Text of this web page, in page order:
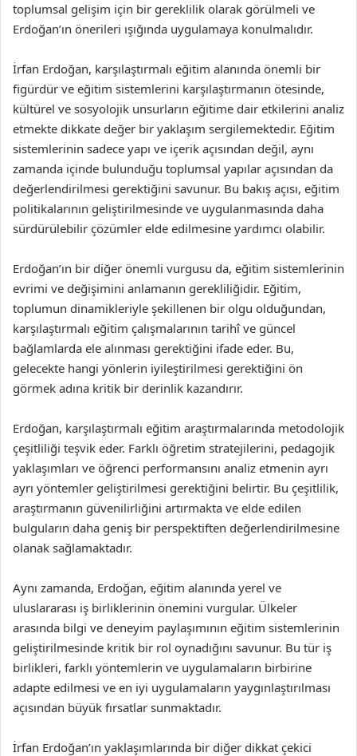
toplumsal gelişim için bir gereklilik olarak görülmeli ve
Erdoğan’ın önerileri ışığında uygulamaya konulmalıdır.
İrfan Erdoğan, karşılaştırmalı eğitim alanında önemli bir
figürdür ve eğitim sistemlerini karşılaştırmanın ötesinde,
kültürel ve sosyolojik unsurların eğitime dair etkilerini analiz
etmekte dikkate değer bir yaklaşım sergilemektedir. Eğitim
sistemlerinin sadece yapı ve içerik açısından değil, aynı
zamanda içinde bulunduğu toplumsal yapılar açısından da
değerlendirilmesi gerektiğini savunur. Bu bakış açısı, eğitim
politikalarının geliştirilmesinde ve uygulanmasında daha
sürdürülebilir çözümler elde edilmesine yardımcı olabilir.
Erdoğan’ın bir diğer önemli vurgusu da, eğitim sistemlerinin
evrimi ve değişimini anlamanın gerekliliğidir. Eğitim,
toplumun dinamikleriyle şekillenen bir olgu olduğundan,
karşılaştırmalı eğitim çalışmalarının tarihî ve güncel
bağlamlarda ele alınması gerektiğini ifade eder. Bu,
gelecekte hangi yönlerin iyileştirilmesi gerektiğini ön
görmek adına kritik bir derinlik kazandırır.
Erdoğan, karşılaştırmalı eğitim araştırmalarında metodolojik
çeşitliliği teşvik eder. Farklı öğretim stratejilerini, pedagojik
yaklaşımları ve öğrenci performansını analiz etmenin ayrı
ayrı yöntemler geliştirilmesi gerektiğini belirtir. Bu çeşitlilik,
araştırmanın güvenilirliğini artırmakta ve elde edilen
bulguların daha geniş bir perspektiften değerlendirilmesine
olanak sağlamaktadır.
Aynı zamanda, Erdoğan, eğitim alanında yerel ve
uluslararası iş birliklerinin önemini vurgular. Ülkeler
arasında bilgi ve deneyim paylaşımının eğitim sistemlerinin
geliştirilmesinde kritik bir rol oynadığını savunur. Bu tür iş
birlikleri, farklı yöntemlerin ve uygulamaların birbirine
adapte edilmesi ve en iyi uygulamaların yaygınlaştırılması
açısından büyük fırsatlar sunmaktadır.
İrfan Erdoğan’ın yaklaşımlarında bir diğer dikkat çekici